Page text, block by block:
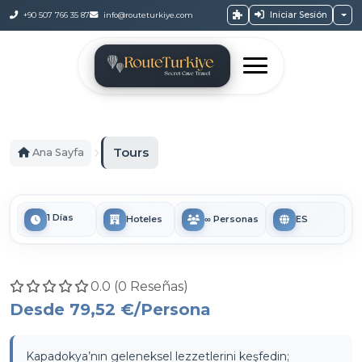
+90 507 766 35 87 info@routeturkiye.com Iniciar Sesión
Ana Sayfa Tours
1 Días Hoteles ∞ Personas ES
0.0 (0 Reseñas)
Desde 79,52 €/Persona
Kapadokya’nın geleneksel lezzetlerini keşfedin;